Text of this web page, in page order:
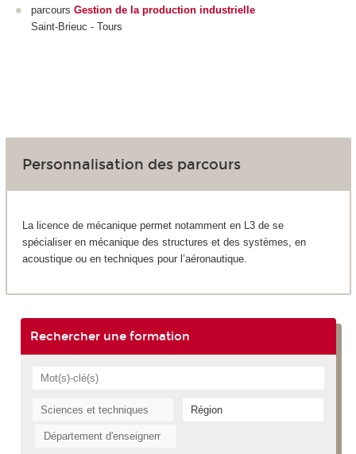
parcours Gestion de la production industrielle
Saint-Brieuc - Tours
Personnalisation des parcours
La licence de mécanique permet notamment en L3 de se
spécialiser en mécanique des structures et des systèmes, en
acoustique ou en techniques pour l’aéronautique.
Rechercher une formation